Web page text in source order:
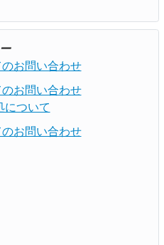
お問い合わせ
お問い合わせ
について
お問い合わせ